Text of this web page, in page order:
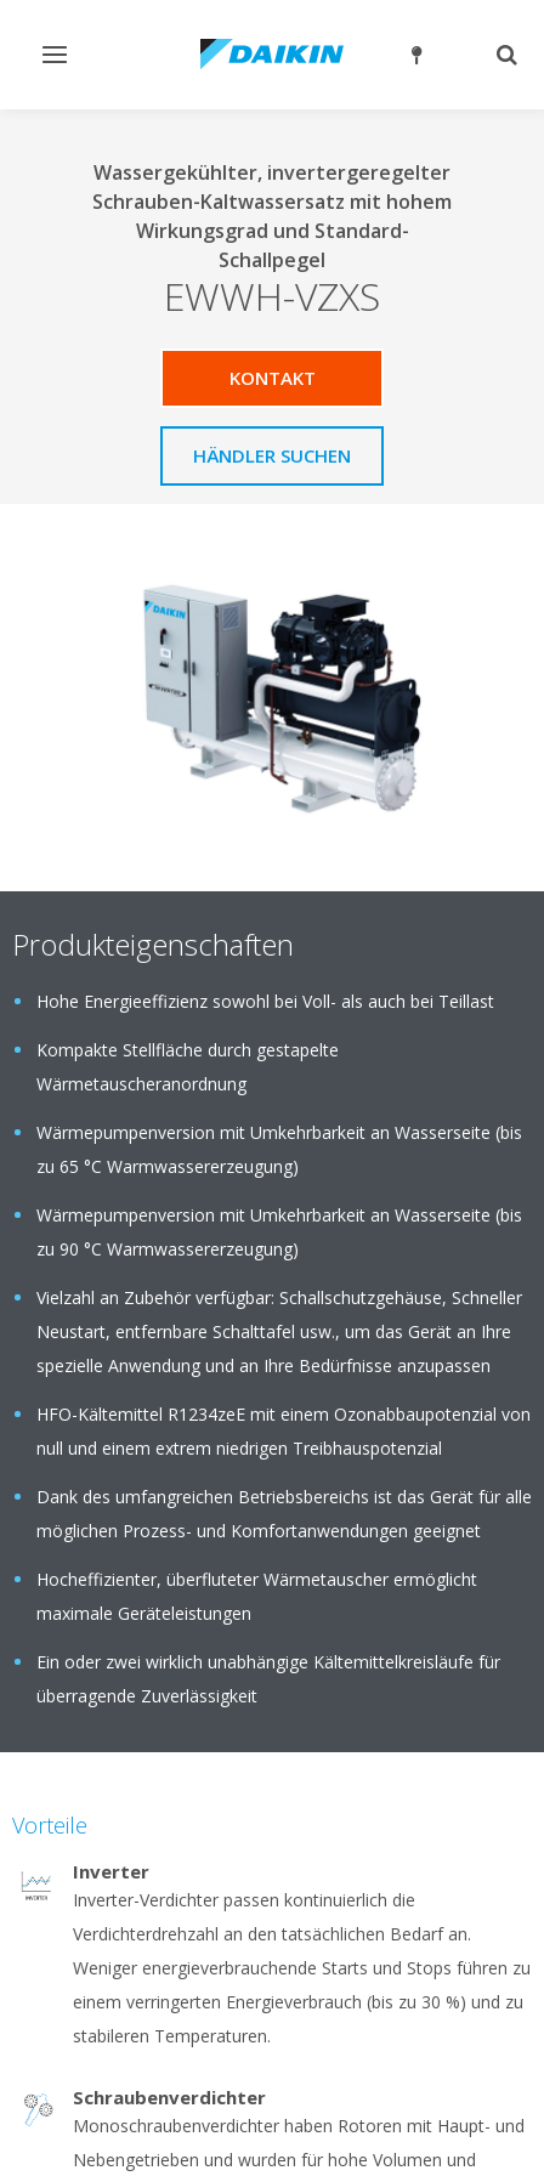
Navigation
Wassergekühlter, invertergeregelter
Schrauben-Kaltwassersatz mit hohem
Wirkungsgrad und Standard-
Schallpegel
EWWH-VZXS
KONTAKT
HÄNDLER SUCHEN
Produkteigenschaften
Hohe Energieeffizienz sowohl bei Voll- als auch bei Teillast
Kompakte Stellfläche durch gestapelte
Wärmetauscheranordnung
Wärmepumpenversion mit Umkehrbarkeit an Wasserseite (bis
zu 65 °C Warmwassererzeugung)
Wärmepumpenversion mit Umkehrbarkeit an Wasserseite (bis
zu 90 °C Warmwassererzeugung)
Vielzahl an Zubehör verfügbar: Schallschutzgehäuse, Schneller
Neustart, entfernbare Schalttafel usw., um das Gerät an Ihre
spezielle Anwendung und an Ihre Bedürfnisse anzupassen
HFO-Kältemittel R1234zeE mit einem Ozonabbaupotenzial von
null und einem extrem niedrigen Treibhauspotenzial
Dank des umfangreichen Betriebsbereichs ist das Gerät für alle
möglichen Prozess- und Komfortanwendungen geeignet
Hocheffizienter, überfluteter Wärmetauscher ermöglicht
maximale Geräteleistungen
Ein oder zwei wirklich unabhängige Kältemittelkreisläufe für
überragende Zuverlässigkeit
Vorteile
Inverter
Inverter-Verdichter passen kontinuierlich die
Verdichterdrehzahl an den tatsächlichen Bedarf an.
Weniger energieverbrauchende Starts und Stops führen zu
einem verringerten Energieverbrauch (bis zu 30 %) und zu
stabileren Temperaturen.
Schraubenverdichter
Monoschraubenverdichter haben Rotoren mit Haupt- und
Nebengetrieben und wurden für hohe Volumen und